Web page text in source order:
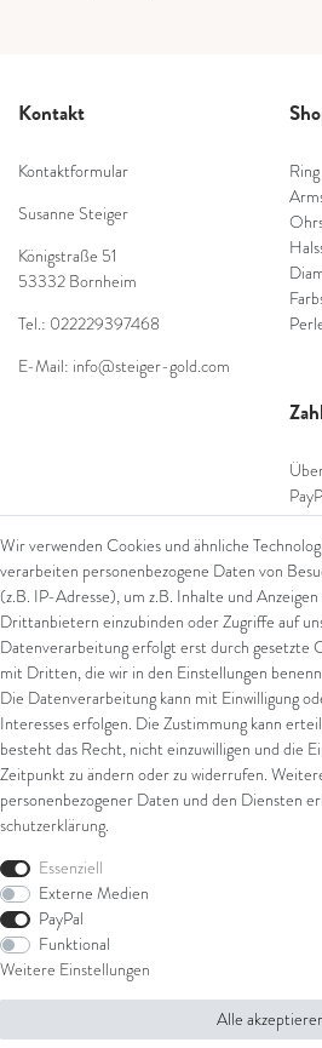
Kontakt
Kontaktformular
Susanne Steiger
Königstraße 51
53332 Bornheim
Tel.: 022229397468
E-Mail: info@steiger-gold.com
Ring
UPS
Wir verwenden Cookies und ähnliche
verarbeiten personenbezogene Daten von
(z.B. IP-Adresse), um z.B. Inhalte und
Drittanbietern einzubinden oder Zugriffe auf
Datenverarbeitung erfolgt erst durch gesetzte
mit Dritten, die wir in den Einstellungen
Die Datenverarbeitung kann mit Einwilligung
Interesses erfolgen. Die Zustimmung kann
besteht das Recht, nicht einzuwilligen und die
Zeitpunkt zu ändern oder zu widerrufen.
personenbezogener Daten und den Diensten
schutz­erklärung.
Essenziell
Externe Medien
PayPal
Funktional
Weitere Einstellungen
Alle